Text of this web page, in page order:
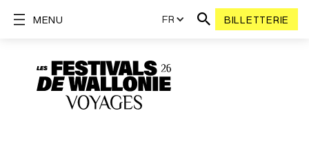
FR BILLETTERIE
MENU